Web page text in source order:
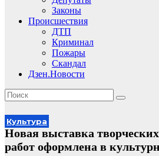
Законы
Происшествия
ДТП
Криминал
Пожары
Скандал
Дзен.Новости
Культура
Новая выставка творческих
работ оформлена в